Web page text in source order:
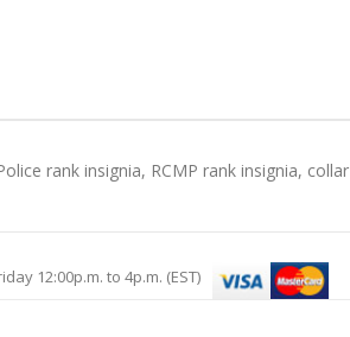
rank insignia, RCMP rank insignia, collar
12:00p.m. to 4p.m. (EST)